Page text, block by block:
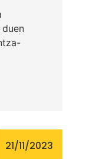
21/11/2023